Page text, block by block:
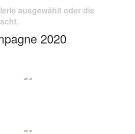
ausgewählt oder die
2020